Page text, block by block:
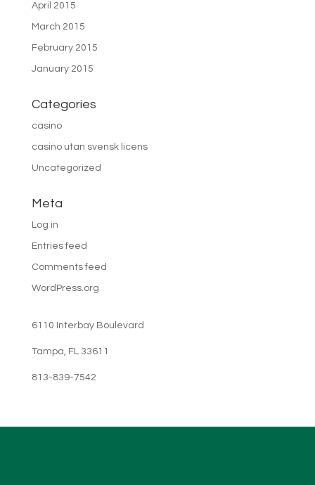
April 2015
March 2015
February 2015
January 2015
Categories
casino
casino utan svensk licens
Uncategorized
Meta
Log in
Entries feed
Comments feed
WordPress.org
6110 Interbay Boulevard
Tampa, FL 33611
813-839-7542